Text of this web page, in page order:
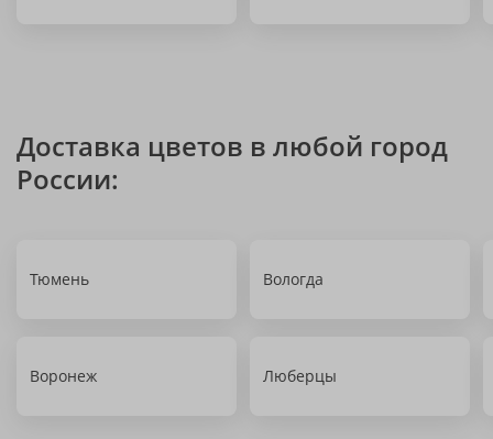
Доставка цветов в любой город
России:
Тюмень Вологда
Воронеж Люберцы